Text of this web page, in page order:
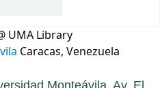
UMA Library
Caracas, Venezuela